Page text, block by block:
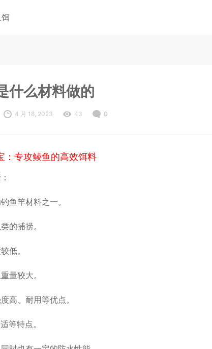
什么材料做的
4 月 18, 2023 43 0
：专攻鲮鱼的高效饵料
鱼竿材料之一。
的捕捞。
低。
量较大。
高、耐用等优点。
等特点。